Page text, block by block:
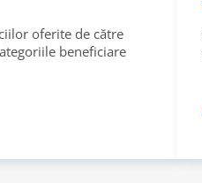
oferite de către
beneficiare